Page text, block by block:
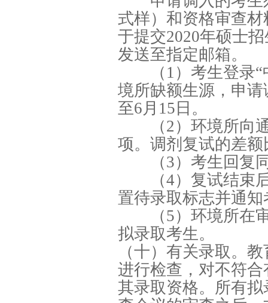
式样）和资格审查
于提交2020年硕士
发送至指定邮箱。
（1）考生登录“
境所缺额生源，申
至6月15日。
（2）环境所向通
项。调剂复试的差
（3）考生回复同
（4）复试结束后
置待录取标志并通
（5）环境所在审
拟录取考生。
（十）有关录取。
进行检查，对不符
其录取资格。所有